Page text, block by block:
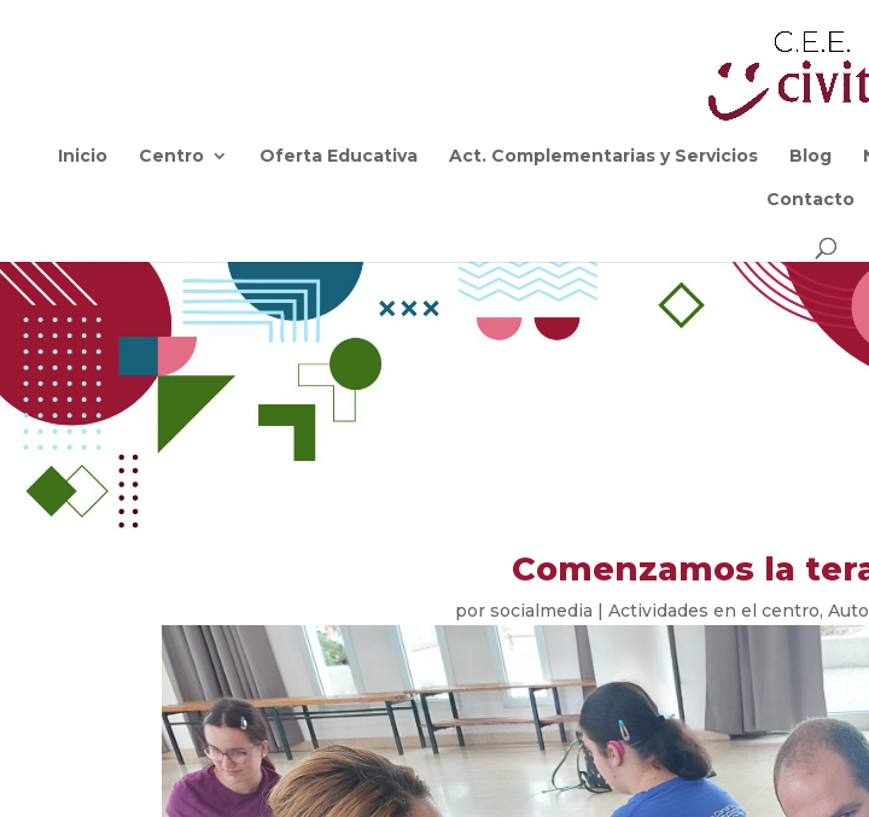
Inicio Centro Oferta Educativa Act. Complementarias y Servicios Blog
Contacto
Comenzamos la
por socialmedia | Actividades en el centro,